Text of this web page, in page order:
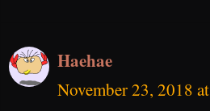
Haehae
November 23, 2018